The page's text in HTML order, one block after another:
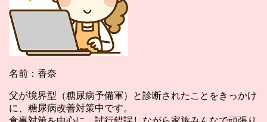
名前：香奈
父が境界型（糖尿病予備軍）と診断されたことをきっかけ
に、糖尿病改善対策中です。